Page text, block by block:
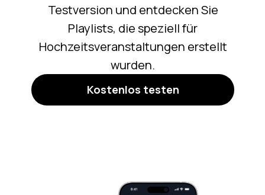
Testversion und entdecken Sie
Playlists, die speziell für
Hochzeitsveranstaltungen erstellt
wurden.
Kostenlos testen